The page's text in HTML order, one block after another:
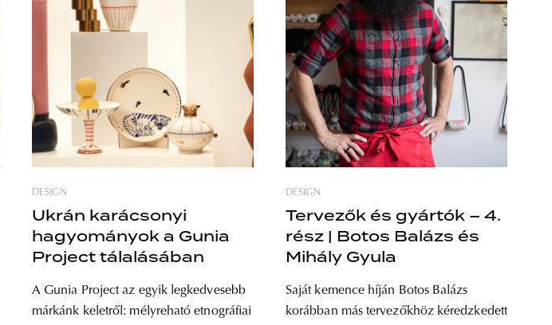
DESIGN
Ukrán karácsonyi
hagyományok a Gunia
Project tálalásában
A Gunia Project az egyik legkedvesebb
márkánk keletről: mélyreható etnográfiai
DESIGN
Tervezők és gyártók – 4.
rész | Botos Balázs és
Mihály Gyula
Saját kemence híján Botos Balázs
korábban más tervezőkhöz kéredzkedett